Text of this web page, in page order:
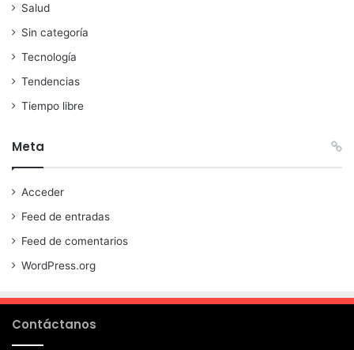
Salud
Sin categoría
Tecnología
Tendencias
Tiempo libre
Meta
Acceder
Feed de entradas
Feed de comentarios
WordPress.org
Contáctanos